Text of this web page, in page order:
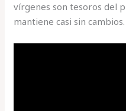
vírgenes son tesoros del
mantiene casi sin cambios.